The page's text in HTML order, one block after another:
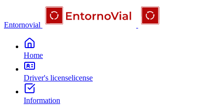
Entornovial
Home
Driver's licenselicense
Information